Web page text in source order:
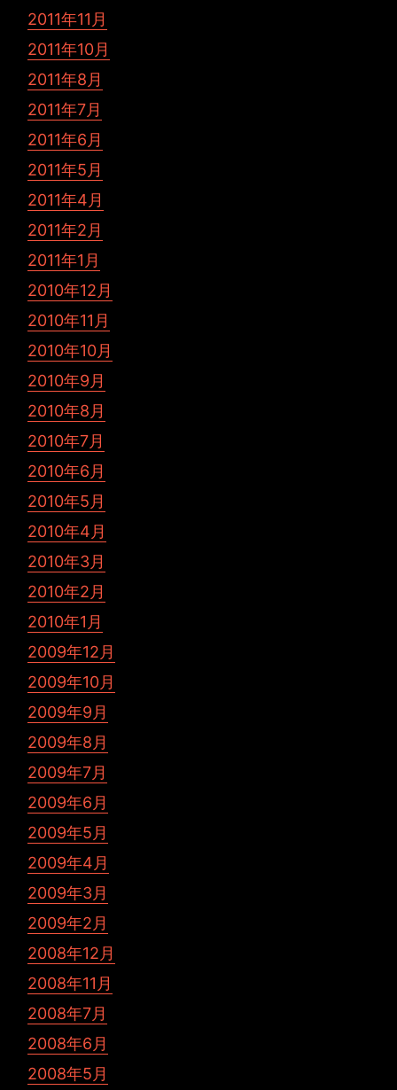
2011年11月
2011年10月
2011年8月
2011年7月
2011年6月
2011年5月
2011年4月
2011年2月
2011年1月
2010年12月
2010年11月
2010年10月
2010年9月
2010年8月
2010年7月
2010年6月
2010年5月
2010年4月
2010年3月
2010年2月
2010年1月
2009年12月
2009年10月
2009年9月
2009年8月
2009年7月
2009年6月
2009年5月
2009年4月
2009年3月
2009年2月
2008年12月
2008年11月
2008年7月
2008年6月
2008年5月